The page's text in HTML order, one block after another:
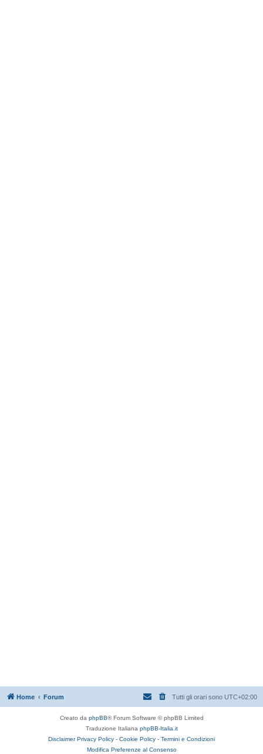
Home Forum Tutti gli orari sono UTC+02:00
Creato da phpBB® Forum Software © phpBB Limited
Traduzione Italiana phpBB-Italia.it
Disclaimer Privacy Policy - Cookie Policy - Termini e Condizioni
Modifica Preferenze al Consenso